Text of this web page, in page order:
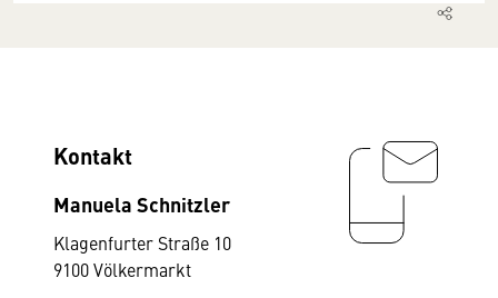
Kontakt
Manuela Schnitzler
Klagenfurter Straße 10
9100 Völkermarkt